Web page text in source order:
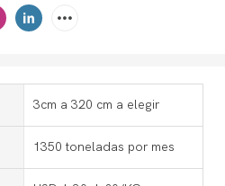
3cm a 320 cm a elegir
1350 toneladas por mes